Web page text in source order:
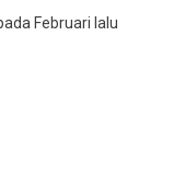
Februari lalu